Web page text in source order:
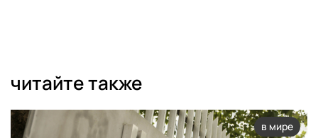
читайте также
в мире